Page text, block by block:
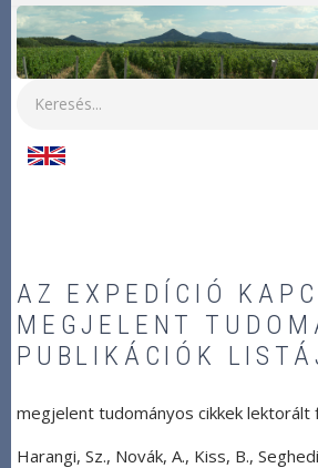
AZ EXPEDÍCIÓ
MEGJELENT
PUBLIKÁCIÓK
megjelent tudományos cikkek lektorált
Harangi, Sz., Novák, A., Kiss, B.,